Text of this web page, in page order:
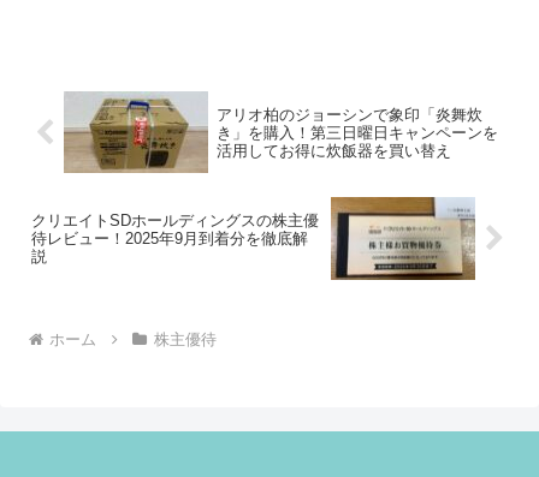
アリオ柏のジョーシンで象印「炎舞炊
き」を購入！第三日曜日キャンペーンを
活用してお得に炊飯器を買い替え
クリエイトSDホールディングスの株主優
待レビュー！2025年9月到着分を徹底解
説
ホーム 株主優待